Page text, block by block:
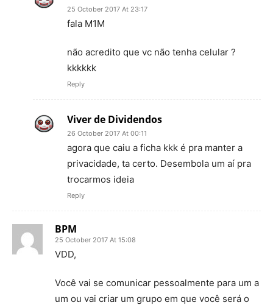
25 October 2017 At 23:17
fala M1M
não acredito que vc não tenha celular ?
kkkkkk
Reply
Viver de Dividendos
26 October 2017 At 00:11
agora que caiu a ficha kkk é pra manter a
privacidade, ta certo. Desembola um aí pra
trocarmos ideia
Reply
BPM
25 October 2017 At 15:08
VDD,
Você vai se comunicar pessoalmente para um a
um ou vai criar um grupo em que você será o